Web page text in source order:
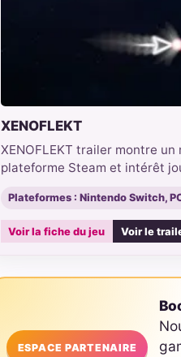
XENOFLEKT
XENOFLEKT trailer montre
plateforme Steam et intérêt
Plateformes : Nintendo Switch,
Voir la fiche du jeu Voir le
ESPACE PARTENAIRE